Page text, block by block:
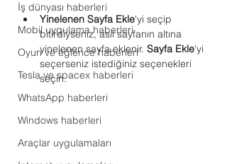
İş dünyası haberleri
Mobil uygulama haberleri
Oyun ve eğlence haberleri
Tesla ve spacex haberleri
WhatsApp haberleri
Windows haberleri
Araçlar uygulamaları
Yinelenen Sayfa Ekle'yi seçip
bitirdiyseniz, asıl sayfanın altına
yinelenen sayfa eklenir. Sayfa Ekle'yi
seçerseniz istediğiniz seçenekleri
seçin.